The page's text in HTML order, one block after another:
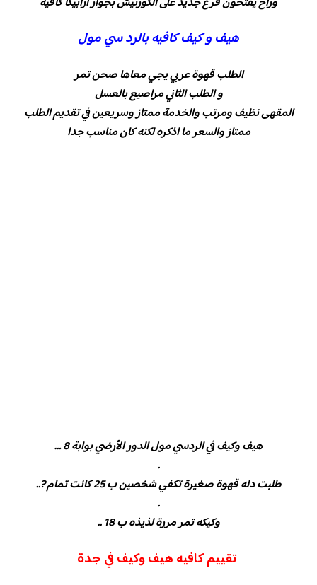
هيف و كيف كافيه بالرد سي مول
الطلب قهوة عربي يجي معاها صحن تمر
و الطلب الثاني مراصيع بالعسل
المقهى نظيف ومرتب والخدمة ممتاز وسريعين في تقديم الطلب
ممتاز والسعر ما اذكره لكنه كان مناسب جدا
هيف وكيف في الردسي مول الدور الأرضي بوابة 8 …
.
طلبت دله قهوة صغيرة تكفي شخصين ب 25 كانت تمام ?..
.
وكيكه تمر مررة لذيذه ب 18 ..
تقييم كافيه هيف وكيف في جدة